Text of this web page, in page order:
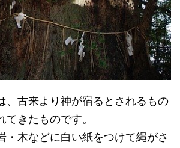
、古来より神が宿るとされるもの
てきたものです。
・木などに白い紙をつけて縄がさ